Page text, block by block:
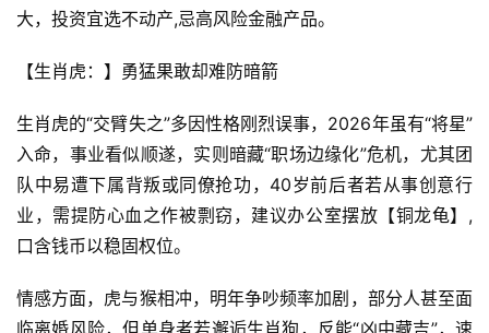
大，投资宜选不动产,忌高风险金融产品。
【生肖虎：】勇猛果敢却难防暗箭
生肖虎的“交臂失之”多因性格刚烈误事，2026年虽有“将星”
入命，事业看似顺遂，实则暗藏“职场边缘化”危机，尤其团
队中易遭下属背叛或同僚抢功，40岁前后者若从事创意行
业，需提防心血之作被剽窃，建议办公室摆放【铜龙龟】,
口含钱币以稳固权位。
情感方面，虎与猴相冲，明年争吵频率加剧，部分人甚至面
临离婚风险，但单身者若邂逅生肖狗，反能“凶中藏吉”，速